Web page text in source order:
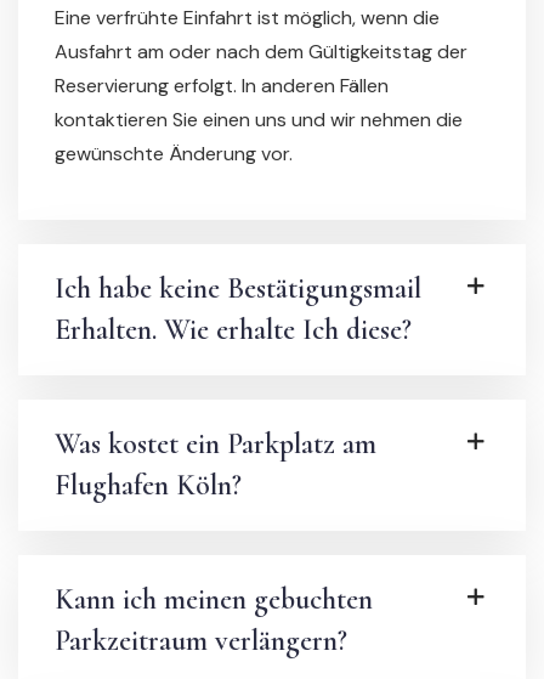
Eine verfrühte Einfahrt ist möglich, wenn die
Ausfahrt am oder nach dem Gültigkeitstag der
Reservierung erfolgt. In anderen Fällen
kontaktieren Sie einen uns und wir nehmen die
gewünschte Änderung vor.
Ich habe keine Bestätigungsmail
Erhalten. Wie erhalte Ich diese?
Was kostet ein Parkplatz am
Flughafen Köln?
Kann ich meinen gebuchten
Parkzeitraum verlängern?